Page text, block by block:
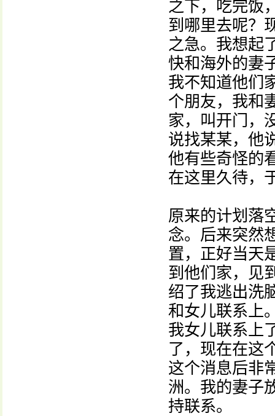
之下，吃完饭
到哪里去呢？
之急。我想起
快和海外的妻
我不知道他们
个朋友，我和
家，叫开门，
说找某某，他
他有些奇怪的
在这里久待，
原来的计划落
念。后来突然
置，正好当天
到他们家，见
绍了我逃出洗
和女儿联系上
我女儿联系上
了，现在在这
这个消息后非
洲。我的妻子
持联系。